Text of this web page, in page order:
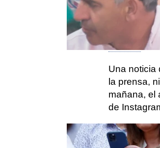
próximo
6
una de las
familiar
de
Una noticia
la prensa,
mañana, el
de